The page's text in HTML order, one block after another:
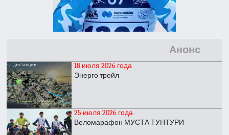
Анонс
18 июля 2026 года
Энерго трейл
25 июля 2026 года
Веломарафон МУСТА ТУНТУРИ